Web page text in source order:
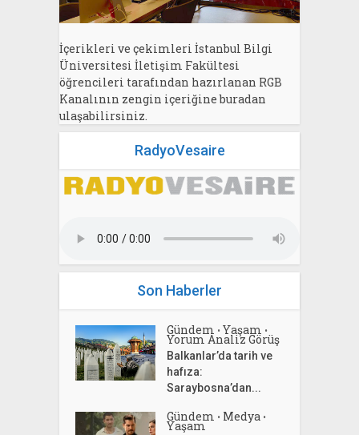
İçerikleri ve çekimleri İstanbul Bilgi
Üniversitesi İletişim Fakültesi
öğrencileri tarafından hazırlanan RGB
Kanalının zengin içeriğine buradan
ulaşabilirsiniz.
RadyoVesaire
Son Haberler
Gündem • Yaşam •
Yorum Analiz Görüş
Balkanlar’da tarih ve
hafıza:
Saraybosna’dan...
Gündem • Medya •
Yaşam